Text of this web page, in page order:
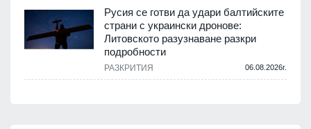
Русия се готви да удари балтийските
страни с украински дронове:
Литовското разузнаване разкри
подробности
РАЗКРИТИЯ 06.08.2026г.